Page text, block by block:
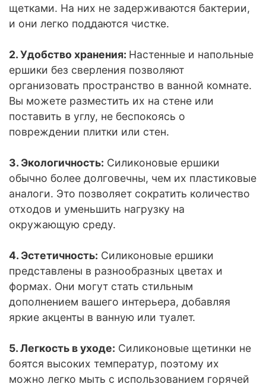
щетками. На них не задерживаются бактерии,
и они легко поддаются чистке.
2. Удобство хранения: Настенные и напольные
ершики без сверления позволяют
организовать пространство в ванной комнате.
Вы можете разместить их на стене или
поставить в углу, не беспокоясь о
повреждении плитки или стен.
3. Экологичность: Силиконовые ершики
обычно более долговечны, чем их пластиковые
аналоги. Это позволяет сократить количество
отходов и уменьшить нагрузку на
окружающую среду.
4. Эстетичность: Силиконовые ершики
представлены в разнообразных цветах и
формах. Они могут стать стильным
дополнением вашего интерьера, добавляя
яркие акценты в ванную или туалет.
5. Легкость в уходе: Силиконовые щетинки не
боятся высоких температур, поэтому их
можно легко мыть с использованием горячей